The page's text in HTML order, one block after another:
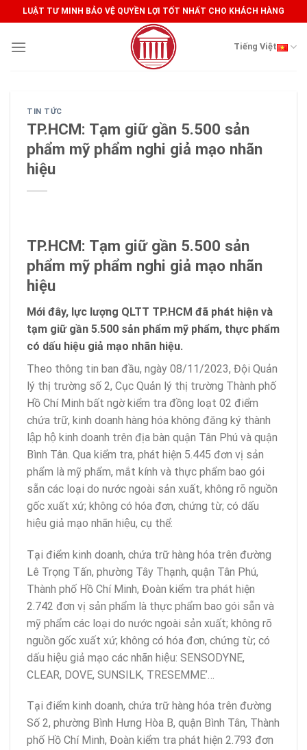
to
content
LUẬT TƯ MINH BẢO VỆ QUYỀN LỢI TỐT NHẤT CHO KHÁCH HÀNG
Tiếng Việt
TIN TỨC
TP.HCM: Tạm giữ gần 5.500 sản
phẩm mỹ phẩm nghi giả mạo nhãn
hiệu
TP.HCM: Tạm giữ gần 5.500 sản
phẩm mỹ phẩm nghi giả mạo nhãn
hiệu
Mới đây, lực lượng QLTT TP.HCM đã phát hiện và
tạm giữ gần 5.500 sản phẩm mỹ phẩm, thực phẩm
có dấu hiệu giả mạo nhãn hiệu.
Theo thông tin ban đầu, ngày 08/11/2023, Đội Quản
lý thị trường số 2, Cục Quản lý thị trường Thành phố
Hồ Chí Minh bất ngờ kiểm tra đồng loạt 02 điểm
chứa trữ, kinh doanh hàng hóa không đăng ký thành
lập hộ kinh doanh trên địa bàn quận Tân Phú và quận
Bình Tân. Qua kiểm tra, phát hiện 5.445 đơn vị sản
phẩm là mỹ phẩm, mắt kính và thực phẩm bao gói
sẵn các loại do nước ngoài sản xuất, không rõ nguồn
gốc xuất xứ; không có hóa đơn, chứng từ; có dấu
hiệu giả mạo nhãn hiệu, cụ thể:
Tại điểm kinh doanh, chứa trữ hàng hóa trên đường
Lê Trọng Tấn, phường Tây Thạnh, quận Tân Phú,
Thành phố Hồ Chí Minh, Đoàn kiểm tra phát hiện
2.742 đơn vị sản phẩm là thực phẩm bao gói sẵn và
mỹ phẩm các loại do nước ngoài sản xuất; không rõ
nguồn gốc xuất xứ; không có hóa đơn, chứng từ; có
dấu hiệu giả mạo các nhãn hiệu: SENSODYNE,
CLEAR, DOVE, SUNSILK, TRESEMME’…
Tại điểm kinh doanh, chứa trữ hàng hóa trên đường
Số 2, phường Bình Hưng Hòa B, quận Bình Tân, Thành
phố Hồ Chí Minh, Đoàn kiểm tra phát hiện 2.793 đơn